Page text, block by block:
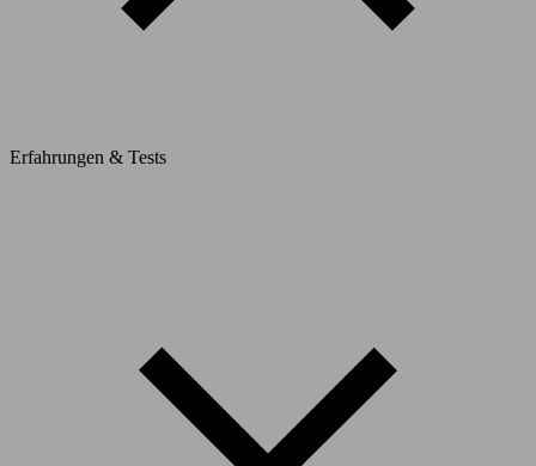
Erfahrungen & Tests